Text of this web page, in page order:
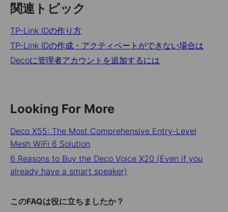
関連トピック
TP-Link IDの作り方
TP-Link IDの作成・アクティベートができない場合は
Decoに管理者アカウントを追加するには
Looking For More
Deco X55: The Most Comprehensive Entry-Level
Mesh WiFi 6 Solution
6 Reasons to Buy the Deco Voice X20 (Even if you
already have a smart speaker)
このFAQは役に立ちましたか？